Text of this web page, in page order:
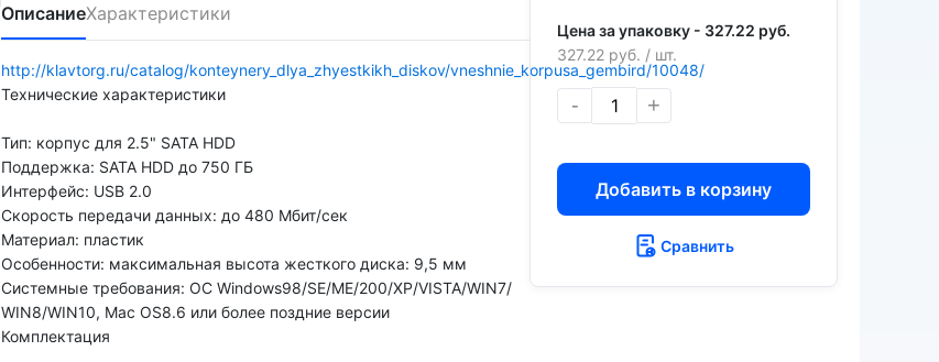
ОписаниеХарактеристики
http://klavtorg.ru/catalog/konteynery_dlya_zhyestkikh_diskov/vneshnie_korpusa_gembird/10048/
Технические характеристики
Тип: корпус для 2.5" SATA HDD
Поддержка: SATA HDD до 750 ГБ
Интерфейс: USB 2.0
Скорость передачи данных: до 480 Мбит/сек
Материал: пластик
Особенности: максимальная высота жесткого диска: 9,5 мм
Системные требования: ОС Windows98/SE/ME/200/XP/VISTA/WIN7/
WIN8/WIN10, Mac OS8.6 или более поздние версии
Комплектация
Цена за упаковку - 327.22 руб.
327.22 руб. / шт.
- +
Добавить в корзину
Сравнить